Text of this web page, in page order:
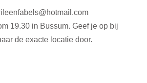
19.30 in Bussum. Geef je op bij
de exacte locatie door.